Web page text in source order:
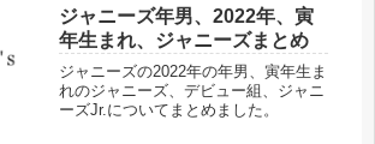
ジャニーズ年男、2022年、寅
年生まれ、ジャニーズまとめ
ジャニーズの2022年の年男、寅年生ま
れのジャニーズ、デビュー組、ジャニ
ーズJr.についてまとめました。